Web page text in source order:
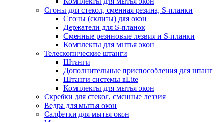
Сгоны для стекол, сменная резина, S-планки
Сгоны (склизы) для окон
Держатели для S-планок
Сменные резиновые лезвия и S-планки
Комплекты для мытья окон
Телескопические штанги
Штанги
Дополнительные приспособления для штанг
Штанги системы nLite
Комплекты для мытья окон
Скребки для стекол, сменные лезвия
Ведра для мытья окон
Салфетки для мытья окон